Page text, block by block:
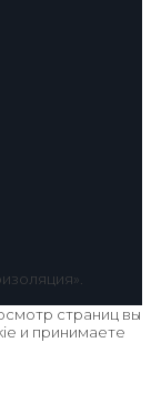
страниц вы
и принимаете